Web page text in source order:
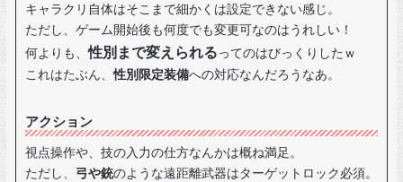
キャラクリ自体はそこまで細かくは設定できない感じ。
ただし、ゲーム開始後も何度でも変更可なのはうれしい！
何よりも、性別まで変えられる ってのはびっくりしたｗ
これはたぶん、性別限定装備への対応なんだろうなあ。
アクション
視点操作や、技の入力の仕方なんかは概ね満足。
ただし、 弓や銃のような遠距離武器はターゲットロック必須。